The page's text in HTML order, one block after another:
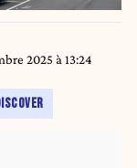
2025 à 13:24